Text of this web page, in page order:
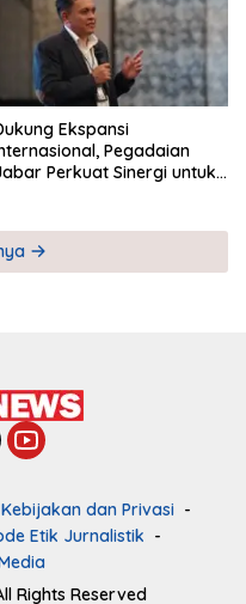
Ekspansi
Pegadaian
Perkuat Sinergi untuk
Kebijakan dan Privasi
Etik Jurnalistik
Rights Reserved